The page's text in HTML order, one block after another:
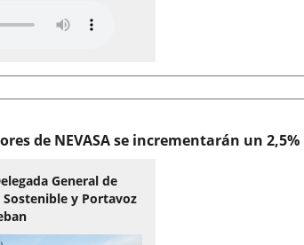
de NEVASA se incrementarán un 2,5%
General de
y Portavoz